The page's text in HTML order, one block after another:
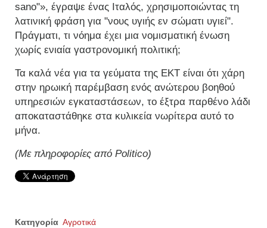
sano"», έγραψε ένας Ιταλός, χρησιμοποιώντας τη
λατινική φράση για "νους υγιής εν σώματι υγιεί".
Πράγματι, τι νόημα έχει μια νομισματική ένωση
χωρίς ενιαία γαστρονομική πολιτική;
Τα καλά νέα για τα γεύματα της ΕΚΤ είναι ότι χάρη
στην ηρωική παρέμβαση ενός ανώτερου βοηθού
υπηρεσιών εγκαταστάσεων, το έξτρα παρθένο λάδι
αποκαταστάθηκε στα κυλικεία νωρίτερα αυτό το
μήνα.
(Με πληροφορίες από Politico)
Κατηγορία Αγροτικά